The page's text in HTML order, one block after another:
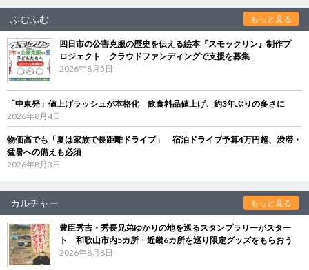
ふむふむ もっと見る
四日市の公害克服の歴史を伝える絵本『スモックリン』制作プ
ロジェクト クラウドファンディングで支援を募集
2026年8月5日
「中東発」値上げラッシュが本格化 飲食料品値上げ、約3年ぶりの多さに
2026年8月4日
物価高でも「夏は家族で長距離ドライブ」 宿泊ドライブ予算4万円超、渋滞・
猛暑への備えも必須
2026年8月3日
カルチャー もっと見る
豊臣秀吉・秀長兄弟ゆかりの地を巡るスタンプラリーがスター
ト 和歌山市内5カ所・近畿6カ所を巡り限定グッズをもらおう
2026年8月8日